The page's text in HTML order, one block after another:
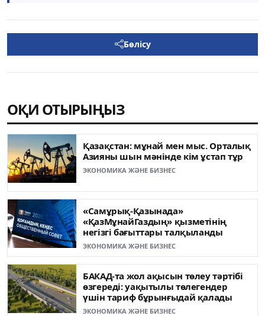
Бөлісу
ОҚИ ОТЫРЫҢЫЗ
Қазақстан: мұнай мен мыс. Орталық
Азияны шын мәнінде кім ұстап тұр
ЭКОНОМИКА ЖӘНЕ БИЗНЕС
«Самұрық-Қазынада»
«ҚазМұнайГаздың» қызметінің
негізгі бағыттары талқыланды
ЭКОНОМИКА ЖӘНЕ БИЗНЕС
БАКАД-та жол ақысын төлеу тәртібі
өзгереді: уақытылы төлегендер
үшін тариф бұрынғыдай қалады
ЭКОНОМИКА ЖӘНЕ БИЗНЕС